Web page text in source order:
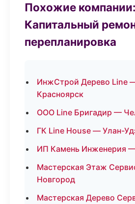
Похожие компании:
Капитальный
перепланировка
ИнжСтрой Дерево Line
Красноярск
ООО Line Бригадир —
ГК Line House — Улан-
ИП Камень Инженерия
Мастерская Этаж
Новгород
Мастерская Дерево